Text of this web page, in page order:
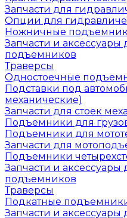
Запчасти для
Опции для
Ножничные
Запчасти и
подъемников
Траверсы
Одностоечные
Подставки под
механические)
Запчасти для стоек
Подъемники для
Подъемники для
Запчасти для
Подъемники
Запчасти и аксессуары
подъемников
Траверсы
Подкатные
Запчасти и аксессуары